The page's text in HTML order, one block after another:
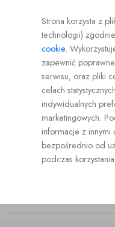
Logowanie Rejestracja
Aukcje
Strona korzysta z
technologii)
cookie.
zapewnić
serwisu, oraz pliki
celach
indywidualnych
marketingowych.
informacje z innymi
bezpośrednio od
podczas